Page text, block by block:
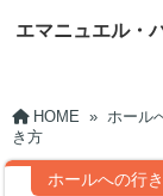
エマニュエル・
HOME » ホール
き方
ホールへの行